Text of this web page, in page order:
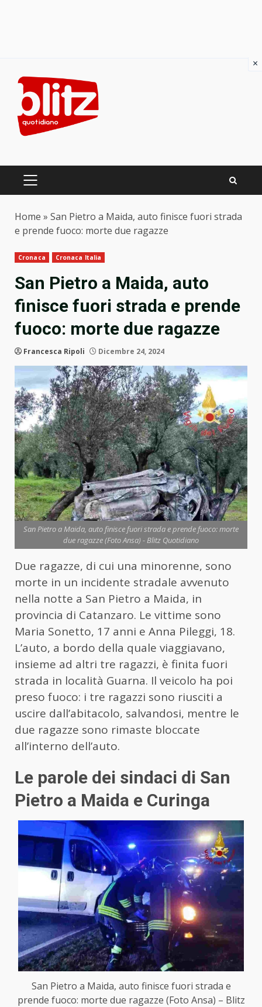
content
PRIMARY
Home » San Pietro a Maida, auto finisce fuori strada
e prende fuoco: morte due ragazze
Cronaca Cronaca Italia
San Pietro a Maida, auto
finisce fuori strada e prende
fuoco: morte due ragazze
Francesca Ripoli Dicembre 24, 2024
San Pietro a Maida, auto finisce fuori strada e prende fuoco: morte
due ragazze (Foto Ansa) - Blitz Quotidiano
Due ragazze, di cui una minorenne, sono
morte in un incidente stradale avvenuto
nella notte a San Pietro a Maida, in
provincia di Catanzaro. Le vittime sono
Maria Sonetto, 17 anni e Anna Pileggi, 18.
L’auto, a bordo della quale viaggiavano,
insieme ad altri tre ragazzi, è finita fuori
strada in località Guarna. Il veicolo ha poi
preso fuoco: i tre ragazzi sono riusciti a
uscire dall’abitacolo, salvandosi, mentre le
due ragazze sono rimaste bloccate
all’interno dell’auto.
Le parole dei sindaci di San
Pietro a Maida e Curinga
San Pietro a Maida, auto finisce fuori strada e
prende fuoco: morte due ragazze (Foto Ansa) – Blitz
×